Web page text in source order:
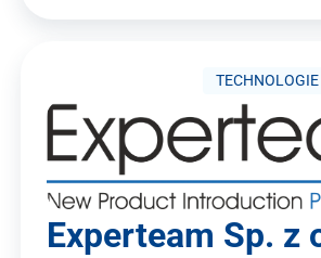
Experteam Sp. z